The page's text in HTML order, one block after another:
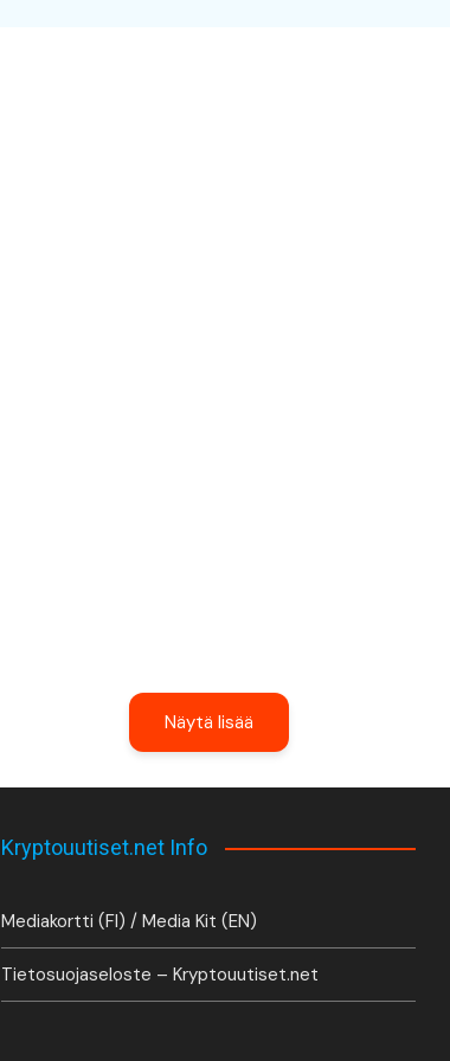
Näytä lisää
Kryptouutiset.net Info
Mediakortti (FI) / Media Kit (EN)
Tietosuojaseloste – Kryptouutiset.net